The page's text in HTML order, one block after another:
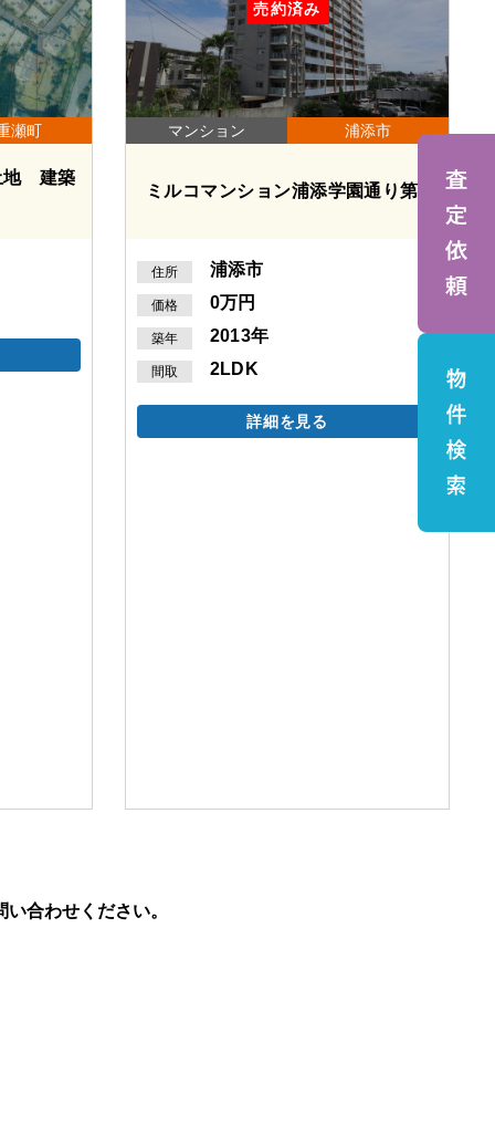
瀬町
地 建築
売約済み
マンション 浦添市
ミルコマンション浦添学園通り第2
住所 浦添市
価格 0万円
築年 2013年
間取 2LDK
詳細を見る
い合わせください。